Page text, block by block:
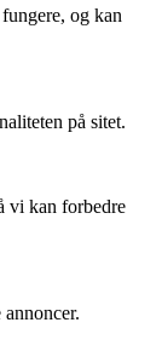
og kan
på sitet.
vi kan forbedre